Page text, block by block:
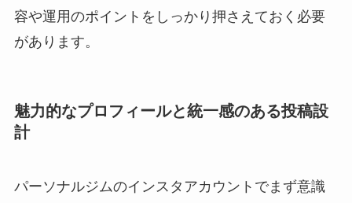
容や運用のポイントをしっかり押さえておく必要
があります。
魅力的なプロフィールと統一感のある投稿設
計
パーソナルジムのインスタアカウントでまず意識